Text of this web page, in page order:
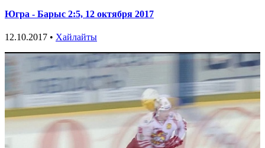
Югра - Барыс 2:5, 12 октября 2017
12.10.2017 • Хайлайты